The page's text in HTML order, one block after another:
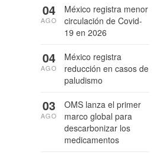
México registra menor
circulación de Covid-
19 en 2026
04
AGO
México registra
reducción en casos de
paludismo
04
AGO
OMS lanza el primer
marco global para
descarbonizar los
medicamentos
03
AGO